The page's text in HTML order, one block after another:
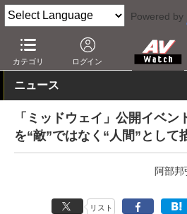
Powered by
カテゴリ ログイン
AV Watch コンテンツ・サービス 映画
ニュース
「ミッドウェイ」公開イベン
を“敵”ではなく“人間”として
阿部邦
リスト